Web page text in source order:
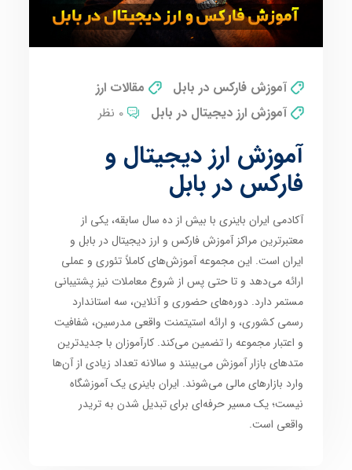
آموزش فارکس در بابل
مقالات ارز
آموزش ارز دیجیتال در بابل
0 نظر
آموزش ارز دیجیتال و
فارکس در بابل
آکادمی ایران باینری با بیش از ده سال سابقه، یکی از
معتبرترین مراکز آموزش فارکس و ارز دیجیتال در بابل و
ایران است. این مجموعه آموزش‌های کاملاً تئوری و عملی
ارائه می‌دهد و تا حتی پس از شروع معاملات نیز پشتیبانی
مستمر دارد. دوره‌های حضوری و آنلاین، سه استاندارد
رسمی کشوری، و ارائه استیتمنت واقعی مدرسین، شفافیت
و اعتبار مجموعه را تضمین می‌کند. کارآموزان با جدیدترین
متدهای بازار آموزش می‌بینند و سالانه تعداد زیادی از آن‌ها
وارد بازارهای مالی می‌شوند. ایران باینری یک آموزشگاه
نیست؛ یک مسیر حرفه‌ای برای تبدیل شدن به تریدر
واقعی است.